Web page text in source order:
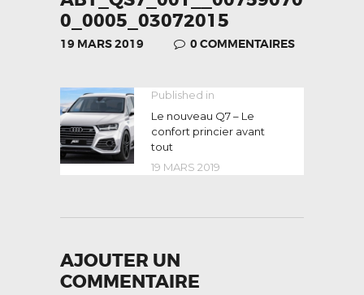
0_0005_03072015
19 MARS 2019 0 COMMENTAIRES
NAVIGATION
DE
L’ARTICLE
Published in
post:
Le nouveau Q7 – Le
confort princier avant
tout
19 MARS 2019
AJOUTER UN
COMMENTAIRE